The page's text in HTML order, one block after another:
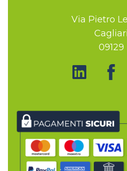
Via Pietro
Cagliari
09129